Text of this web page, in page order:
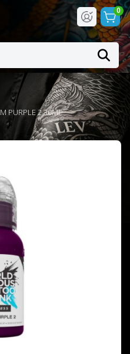
0
PURPLE 2 30ML